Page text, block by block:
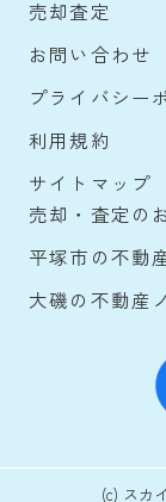
売却査定
お問い合わせ
プライバシー
利用規約
サイトマップ
売却・査定の
平塚市の不動
大磯の不動産
(c) スカ